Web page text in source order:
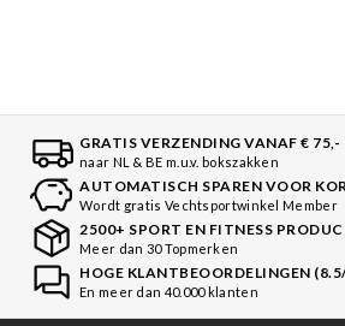
GRATIS VERZENDING VANAF € 75,-
naar NL & BE m.u.v. bokszakken
AUTOMATISCH SPAREN VOOR
Wordt gratis Vechtsportwinkel Member
2500+ SPORT EN FITNESS
Meer dan 30 Topmerken
HOGE KLANTBEOORDELINGEN
En meer dan 40.000 klanten